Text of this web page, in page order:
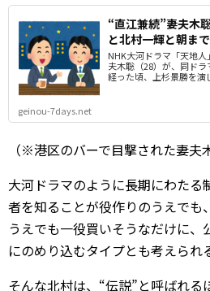
“直江兼続”妻夫木
と北村一輝と朝ま
NHK大河ドラマ「天地
夫木聡（28）が、同ド
経った頃、上杉景勝を演
geinou-7days.net
（※港区のバーで目撃された妻夫
大河ドラマのように長期にわたる
者を知ることが役作りのうえでも
うえでも一役買いそうなだけに、
にのめり込むタイプとも考えられ
そんな北村は、“伝説”と呼ばれる